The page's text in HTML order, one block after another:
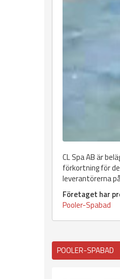
CL Spa AB är
förkortning för
leverantörerna
Företaget har
Pooler-Spabad
POOLER-SPABAD